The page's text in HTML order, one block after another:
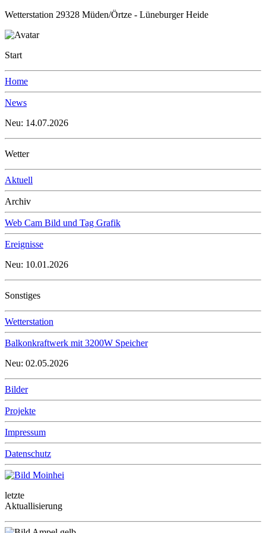
Wetterstation 29328 Müden/Örtze - Lüneburger Heide
Start
Home
News
Neu: 14.07.2026
Wetter
Aktuell
Archiv
Web Cam Bild und Tag Grafik
Ereignisse
Neu: 10.01.2026
Sonstiges
Wetterstation
Balkonkraftwerk mit 3200W Speicher
Neu: 02.05.2026
Bilder
Projekte
Impressum
Datenschutz
letzte
Aktuallisierung